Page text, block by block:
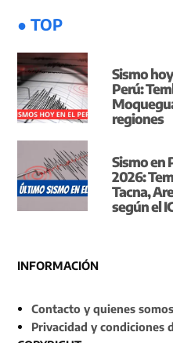
● TOP
Sismo
Perú:
regiones
Sismo en
2026:
Tacna,
según el
INFORMACIÓN
Contacto y quienes somos
Privacidad y condiciones